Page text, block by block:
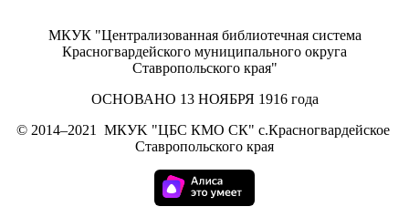
МКУК "Централизованная библиотечная система
Красногвардейского муниципального округа
Ставропольского края"
ОСНОВАНО 13 НОЯБРЯ 1916 года
© 2014–2021
МКУK "ЦБС КМО СК" с.Красногвардейское
Ставропольского края